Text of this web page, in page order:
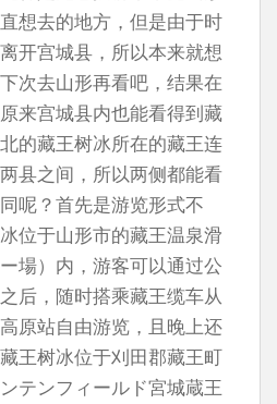
想去的地方，但是由于时
开宫城县，所以本来就想
次去山形再看吧，结果在
来宫城县内也能看得到藏
的藏王树冰所在的藏王连
县之间，所以两侧都能看
呢？首先是游览形式不
位于山形市的藏王温泉滑
場）内，游客可以通过公
后，随时搭乘藏王缆车从
原站自由游览，且晚上还
王树冰位于刈田郡藏王町
テンフィールド宮城蔵王